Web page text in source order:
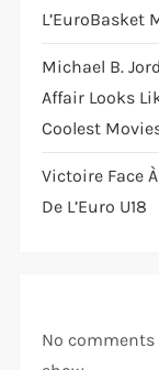
L’EuroBasket
Michael B.
Affair Looks
Coolest
Victoire Face
De L’Euro U18
No comments